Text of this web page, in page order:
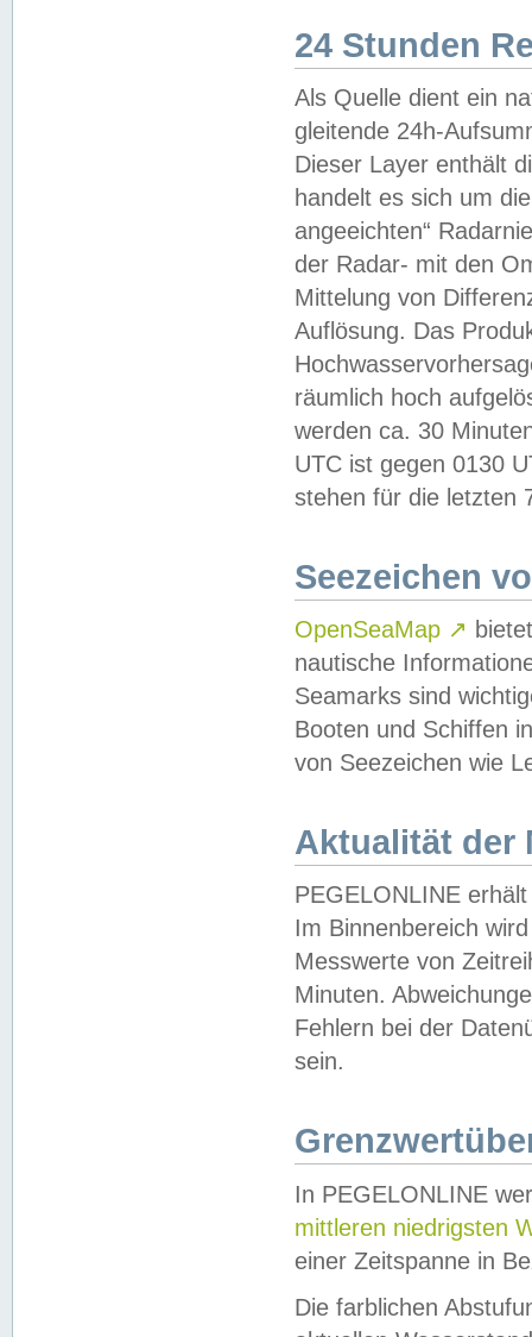
24 Stunden
Als Quelle dient ein
gleitende 24h-
Dieser Layer enthält
handelt es sich um
angeeichten“
der Radar- mit den
Mittelung von
Auflösung. Das
räumlich hoch
werden ca. 30
UTC ist gegen 0130
stehen für die letzten
Seezeichen
OpenSeaMap ↗
nautische
Seamarks sind
Booten und Schiffen
von Seezeichen wie
Aktualität der
PEGELONLINE
Im Binnenbereich
Messwerte von
Minuten.
Fehlern bei der
sein.
In PEGELONLINE
mittleren niedrigsten
einer Zeitspanne in
Die farblichen